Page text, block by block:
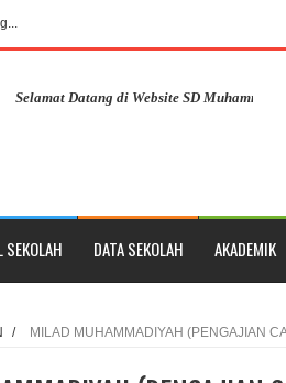
Datang di Website SD Muhammadiyah
SEKOLAH DATA SEKOLAH AKADEMIK
/ MILAD MUHAMMADIYAH (PENGAJIAN